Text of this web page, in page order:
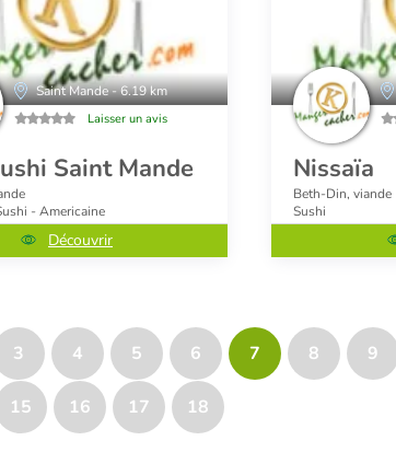
Saint Mande - 6.19 km
Laisser un avis
Saint Mande
- Americaine
Découvrir
Nissaïa
Beth-Din, viande
Sushi
3 4 5 6 7 8 9
15 16 17 18